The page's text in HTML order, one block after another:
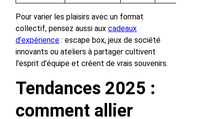
Pour varier les plaisirs avec un format
collectif, pensez aussi aux cadeaux
d’expérience : escape box, jeux de société
innovants ou ateliers à partager cultivent
l’esprit d’équipe et créent de vrais souvenirs.
Tendances 2025 :
comment allier